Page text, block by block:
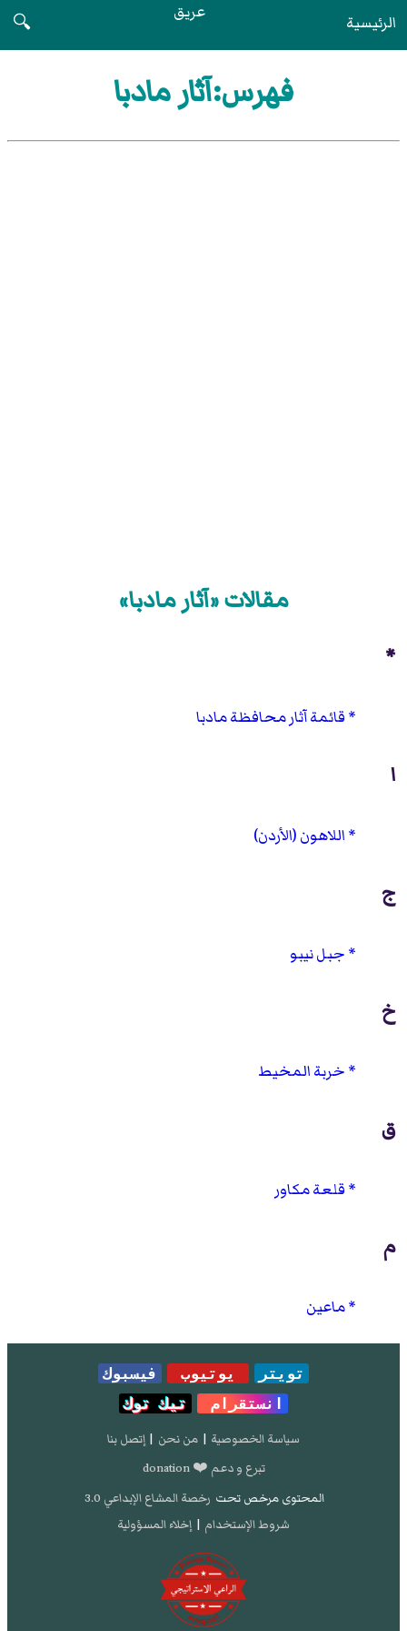
الرئيسية عريق
🔍
فهرس:آثار مادبا
مقالات «آثار مادبا»
*
قائمة آثار محافظة مادبا
ا
اللاهون (الأردن)
ج
جبل نيبو
خ
خربة المخيط
ق
قلعة مكاور
م
ماعين
تويتر يوتيوب
فيسبوك
انستقرام
تيك توك
سياسة الخصوصية | من نحن | إتصل بنا
تبرع و دعم ❤️ donation
المحتوى مرخص تحت رخصة المشاع الإبداعي 3.0
شروط الإستخدام | إخلاء المسؤولية